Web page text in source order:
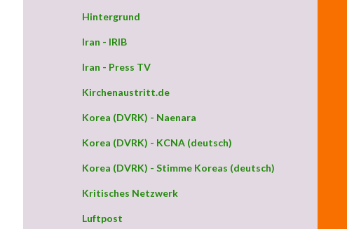
Hintergrund
Iran - IRIB
Iran - Press TV
Kirchenaustritt.de
Korea (DVRK) - Naenara
Korea (DVRK) - KCNA (deutsch)
Korea (DVRK) - Stimme Koreas (deutsch)
Kritisches Netzwerk
Luftpost